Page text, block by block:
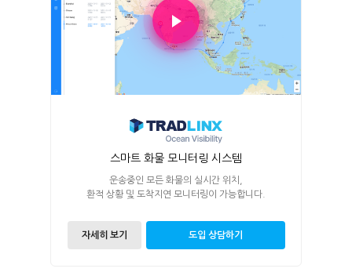
스마트 화물 모니터링 시스템
운송중인 모든 화물의 실시간 위치,
환적 상황 및 도착지연 모니터링이 가능합니다.
자세히 보기 도입 상담하기